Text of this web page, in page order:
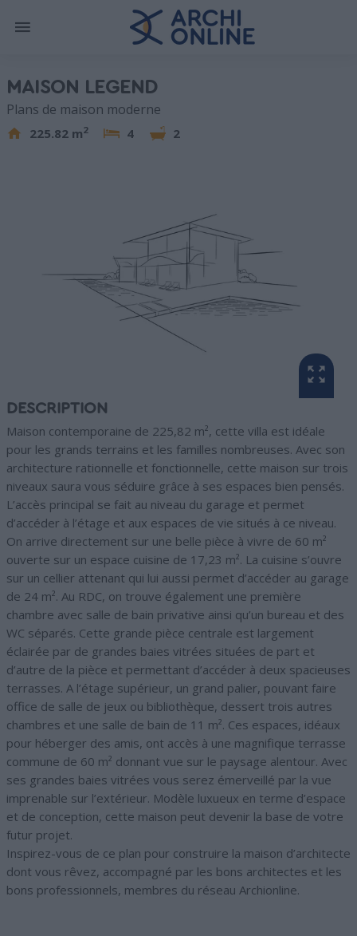
MAISON LEGEND
Plans de maison moderne
225.82 m2 4 2
DESCRIPTION
Maison contemporaine de 225,82 m², cette villa est idéale
pour les grands terrains et les familles nombreuses. Avec son
architecture rationnelle et fonctionnelle, cette maison sur trois
niveaux saura vous séduire grâce à ses espaces bien pensés.
L’accès principal se fait au niveau du garage et permet
d’accéder à l’étage et aux espaces de vie situés à ce niveau.
On arrive directement sur une belle pièce à vivre de 60 m²
ouverte sur un espace cuisine de 17,23 m². La cuisine s’ouvre
sur un cellier attenant qui lui aussi permet d’accéder au garage
de 24 m². Au RDC, on trouve également une première
chambre avec salle de bain privative ainsi qu’un bureau et des
WC séparés. Cette grande pièce centrale est largement
éclairée par de grandes baies vitrées situées de part et
d’autre de la pièce et permettant d’accéder à deux spacieuses
terrasses. A l’étage supérieur, un grand palier, pouvant faire
office de salle de jeux ou bibliothèque, dessert trois autres
chambres et une salle de bain de 11 m². Ces espaces, idéaux
pour héberger des amis, ont accès à une magnifique terrasse
commune de 60 m² donnant vue sur le paysage alentour. Avec
ses grandes baies vitrées vous serez émerveillé par la vue
imprenable sur l’extérieur. Modèle luxueux en terme d’espace
et de conception, cette maison peut devenir la base de votre
futur projet.
Inspirez-vous de ce plan pour construire la maison d’architecte
dont vous rêvez, accompagné par les bons architectes et les
bons professionnels, membres du réseau Archionline.